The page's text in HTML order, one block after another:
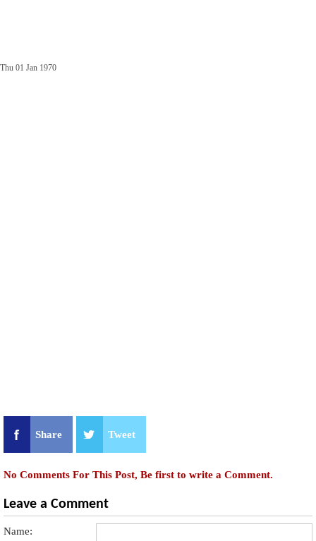
Thu 01 Jan 1970
Share Tweet
No Comments For This Post, Be first to write a Comment.
Leave a Comment
Name: